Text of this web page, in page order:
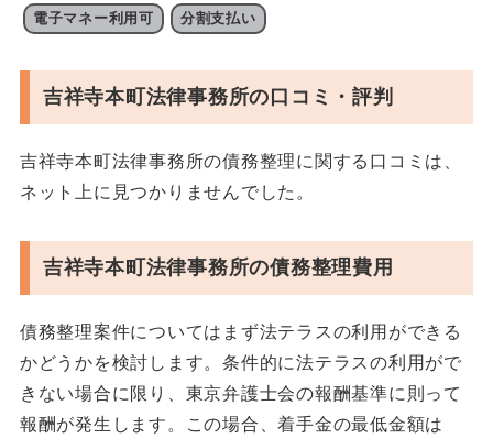
電子マネー利用可 分割支払い
吉祥寺本町法律事務所の口コミ・評判
吉祥寺本町法律事務所の債務整理に関する口コミは、
ネット上に見つかりませんでした。
吉祥寺本町法律事務所の債務整理費用
債務整理案件についてはまず法テラスの利用ができる
かどうかを検討します。条件的に法テラスの利用がで
きない場合に限り、東京弁護士会の報酬基準に則って
報酬が発生します。この場合、着手金の最低金額は